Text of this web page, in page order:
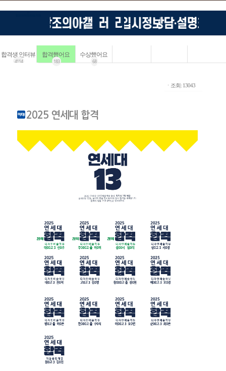
합격생 인터뷰
4114
합격했어요
183
수상했어요
68
ㆍ조회: 13043
2025 연세대 합격